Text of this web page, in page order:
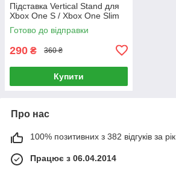
Підставка Vertical Stand для
Xbox One S / Xbox One Slim
Готово до відправки
290 ₴ 360 ₴
Купити
Про нас
100% позитивних з 382 відгуків за рік
Працює з 06.04.2014